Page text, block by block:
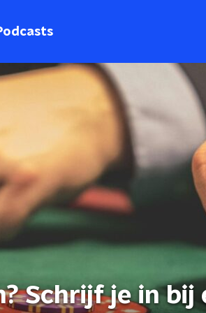
Schrijf je in bij